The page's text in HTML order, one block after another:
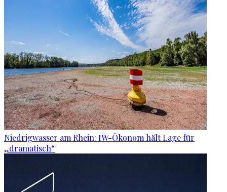
Niedrigwasser am Rhein: IW-Ökonom hält Lage für
„dramatisch“